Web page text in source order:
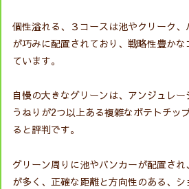
個性溢れる、３コースは池やクリーク
が巧みに配置されており、戦略性豊か
ています。
自慢の大きなグリーンは、アンジュレ
うねりが2つ以上ある複雑なポテトチッ
ると評判です。
グリーン周りに池やバンカーが配置さ
が多く、正確な距離と方向性のある、シ